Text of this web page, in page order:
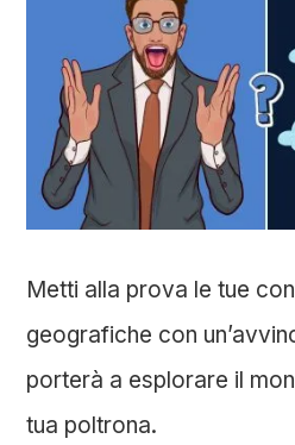
Metti alla prova le tue
geografiche con
porterà a esplorare il
tua poltrona.